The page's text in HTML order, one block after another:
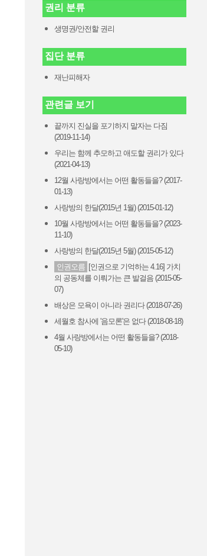
권리 분류
생명권/안전할 권리
집단 분류
재난피해자
관련글 보기
끝까지 진실을 포기하지 말자는 다짐
(2019-11-14)
우리는 함께 추모하고 애도할 권리가 있다
(2021-04-13)
12월 사랑방에서는 어떤 활동들을? (2017-
01-13)
사랑방의 한달(2015년 1월) (2015-01-12)
10월 사랑방에서는 어떤 활동들을? (2023-
11-10)
사랑방의 한달(2015년 5월) (2015-05-12)
인권오름 [인권으로 기억하는 4.16] 가치
의 공동체를 이뤄가는 큰 발걸음 (2015-05-
07)
배상은 모욕이 아니라 권리다 (2018-07-26)
세월호 참사에 '음모론'은 없다 (2018-08-18)
4월 사랑방에서는 어떤 활동들을? (2018-
05-10)